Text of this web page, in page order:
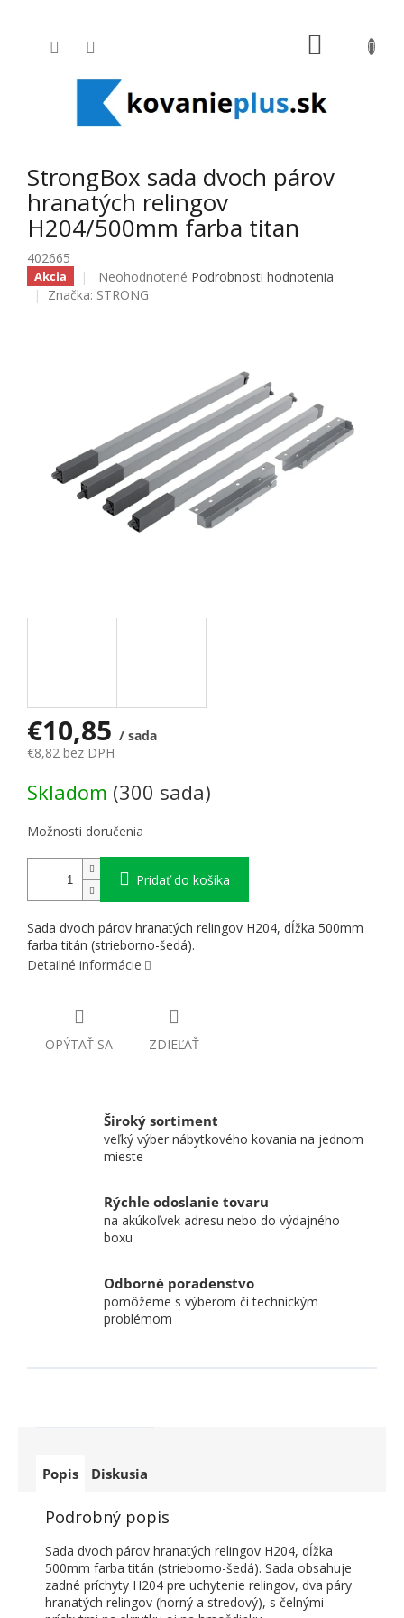
StrongBox sada dvoch párov
hranatých relingov
H204/500mm farba titan
402665
Akcia Priemerné hodnotenie produktu je 0,0 z 5
Neohodnotené Podrobnosti hodnotenia
Značka: STRONG
€10,85 / sada
€8,82 bez DPH
Skladom (300 sada)
Možnosti doručenia
Pridať do košíka
Sada dvoch párov hranatých relingov H204, dĺžka 500mm
farba titán (strieborno-šedá).
Detailné informácie
OPÝTAŤ SA ZDIEĽAŤ
Široký sortiment
veľký výber nábytkového kovania na jednom
mieste
Rýchle odoslanie tovaru
na akúkoľvek adresu nebo do výdajného
boxu
Odborné poradenstvo
pomôžeme s výberom či technickým
problémom
Popis Diskusia
Podrobný popis
Sada dvoch párov hranatých relingov H204, dĺžka
500mm farba titán (strieborno-šedá). Sada obsahuje
zadné príchyty H204 pre uchytenie relingov, dva páry
hranatých relingov (horný a stredový), s čelnými